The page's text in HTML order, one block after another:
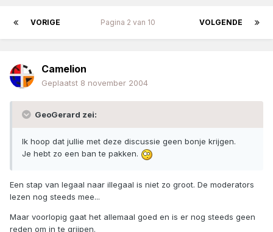
VORIGE VOLGENDE
Pagina 2 van 10
Camelion
Geplaatst 8 november 2004
GeoGerard zei:
Ik hoop dat jullie met deze discussie geen bonje krijgen.
Je hebt zo een ban te pakken.
Een stap van legaal naar illegaal is niet zo groot. De moderators
lezen nog steeds mee...
Maar voorlopig gaat het allemaal goed en is er nog steeds geen
reden om in te grijpen.